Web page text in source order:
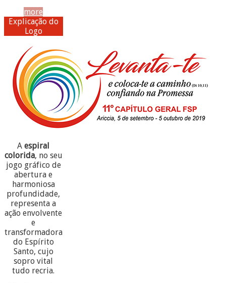
more
Explicação do
Logo
Aespiral
colorida, no seu
jogo gráfico de
abertura e
harmoniosa
profundidade,
representa a
ação envolvente
e
transformadora
do Espírito
Santo, cujo
sopro vital
tudo recria.